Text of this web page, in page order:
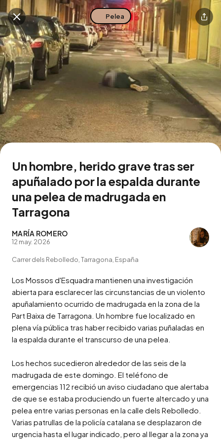
Descarga la app
Buscar en esta zona
Pelea
Un hombre, herido grave tras ser
apuñalado por la espalda durante
una pelea de madrugada en
Tarragona
MARÍA ROMERO
12 may. 2026
Carrer dels Rebolledo, Tarragona, España
Los Mossos d'Esquadra mantienen una investigación
abierta para esclarecer las circunstancias de un violento
apuñalamiento ocurrido de madrugada en la zona de la
Part Baixa de Tarragona. Un hombre fue localizado en
plena vía pública tras haber recibido varias puñaladas en
la espalda durante el transcurso de una pelea.
Los hechos sucedieron alrededor de las seis de la
madrugada de este domingo. El teléfono de
emergencias 112 recibió un aviso ciudadano que alertaba
de que se estaba produciendo un fuerte altercado y una
pelea entre varias personas en la calle dels Rebolledo.
Varias patrullas de la policía catalana se desplazaron de
urgencia hasta el lugar indicado, pero al llegar a la zona ya